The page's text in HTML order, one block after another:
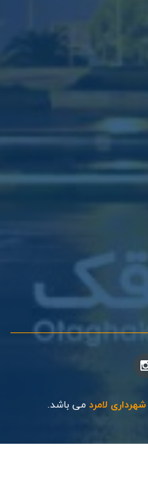
شهرداری لامرد می باشد.